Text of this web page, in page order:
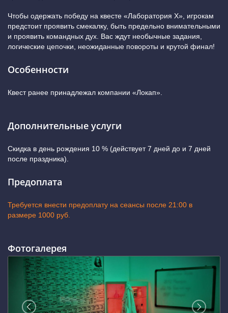
Чтобы одержать победу на квесте «Лаборатория Х», игрокам
предстоит проявить смекалку, быть предельно внимательными
и проявить командных дух. Вас ждут необычные задания,
логические цепочки, неожиданные повороты и крутой финал!
Особенности
Квест ранее принадлежал компании «Локап».
Дополнительные услуги
Скидка в день рождения 10 % (действует 7 дней до и 7 дней
после праздника).
Предоплата
Требуется внести предоплату на сеансы после 21:00 в
размере 1000 руб.
Фотогалерея